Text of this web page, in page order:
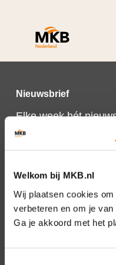
Welkom bij MKB.nl
Wij plaatsen cookies
verbeteren en om je
Ga je akkoord met het
Nieuwsbrief
Elke week hét
Schrijf je nu in voor
nieuwsbrief.
Schrijf je in
Direct naar
Over ons